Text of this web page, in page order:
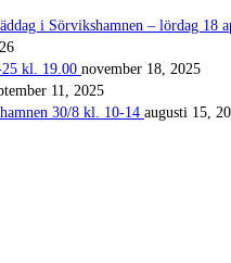
i Sörvikshamnen – lördag 18
25 kl. 19.00 november 18, 2025
11, 2025
30/8 kl. 10-14 augusti 15,